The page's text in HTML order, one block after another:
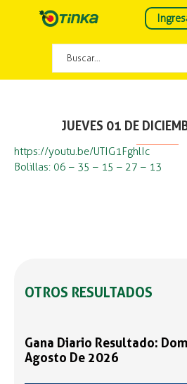
JUEVES 01 DE
https://youtu.be/UTIG1FghlIc
Bolillas: 06 – 35 – 15 – 27 – 13
OTROS RESULTADOS
Gana Diario Resultado:
Agosto De 2026